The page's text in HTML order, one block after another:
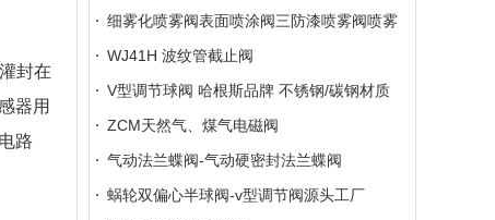
封在
器用
路
细雾化喷雾阀表面喷涂阀三防漆喷雾阀喷雾
阀工厂现货
WJ41H 波纹管截止阀
V型调节球阀 哈根斯品牌 不锈钢/碳钢材质
ZCM天然气、煤气电磁阀
气动法兰蝶阀-气动硬密封法兰蝶阀
蜗轮双偏心半球阀-v型调节阀源头工厂